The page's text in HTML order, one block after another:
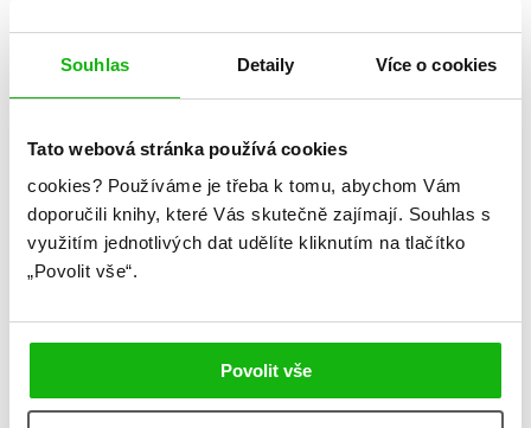
Souhlas Detaily Více o cookies
Tato webová stránka používá cookies
cookies? Používáme je třeba k tomu, abychom Vám
doporučili knihy, které Vás skutečně zajímají. Souhlas s
využitím jednotlivých dat udělíte kliknutím na tlačítko
„Povolit vše“.
Povolit vše
Odpovědět
Já taky 💖👑😖
Napsat komentář
Komentář*